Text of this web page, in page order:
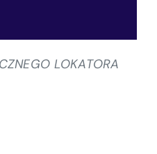
LOKATORA